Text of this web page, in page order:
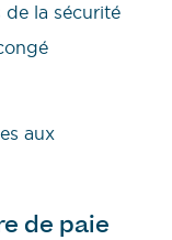
de la sécurité
aux
de paie